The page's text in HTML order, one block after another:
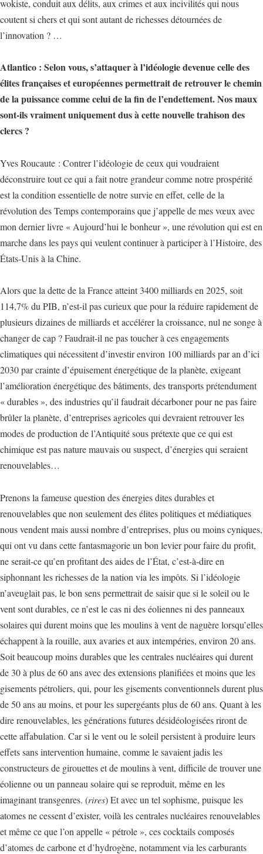
wokiste, conduit aux délits, aux crimes et aux incivilités qui nous
coutent si chers et qui sont autant de richesses détournées de
l’innovation ? …
Atlantico : Selon vous, s’attaquer à l’idéologie devenue celle des
élites françaises et européennes permettrait de retrouver le chemin
de la puissance comme celui de la fin de l’endettement. Nos maux
sont-ils vraiment uniquement dus à cette nouvelle trahison des
clercs ?
Yves Roucaute : Contrer l’idéologie de ceux qui voudraient
déconstruire tout ce qui a fait notre grandeur comme notre prospérité
est la condition essentielle de notre survie en effet, celle de la
révolution des Temps contemporains que j’appelle de mes vœux avec
mon dernier livre « Aujourd’hui le bonheur », une révolution qui est en
marche dans les pays qui veulent continuer à participer à l’Histoire, des
États-Unis à la Chine.
Alors que la dette de la France atteint 3400 milliards en 2025, soit
114,7% du PIB, n’est-il pas curieux que pour la réduire rapidement de
plusieurs dizaines de milliards et accélérer la croissance, nul ne songe à
changer de cap ? Faudrait-il ne pas toucher à ces engagements
climatiques qui nécessitent d’investir environ 100 milliards par an d’ici
2030 par crainte d’épuisement énergétique de la planète, exigeant
l’amélioration énergétique des bâtiments, des transports prétendument
« durables », des industries qu’il faudrait décarboner pour ne pas faire
brûler la planète, d’entreprises agricoles qui devraient retrouver les
modes de production de l’Antiquité sous prétexte que ce qui est
chimique est pas nature mauvais ou suspect, d’énergies qui seraient
renouvelables…
Prenons la fameuse question des énergies dites durables et
renouvelables que non seulement des élites politiques et médiatiques
nous vendent mais aussi nombre d’entreprises, plus ou moins cyniques,
qui ont vu dans cette fantasmagorie un bon levier pour faire du profit,
ne serait-ce qu’en profitant des aides de l’État, c’est-à-dire en
siphonnant les richesses de la nation via les impôts. Si l’idéologie
n’aveuglait pas, le bon sens permettrait de saisir que si le soleil ou le
vent sont durables, ce n’est le cas ni des éoliennes ni des panneaux
solaires qui durent moins que les moulins à vent de naguère lorsqu’elles
échappent à la rouille, aux avaries et aux intempéries, environ 20 ans.
Soit beaucoup moins durables que les centrales nucléaires qui durent
de 30 à plus de 60 ans avec des extensions planifiées et moins que les
gisements pétroliers, qui, pour les gisements conventionnels durent plus
de 50 ans au moins, et pour les supergéants plus de 60 ans. Quant à les
dire renouvelables, les générations futures désidéologisées riront de
cette affabulation. Car si le vent ou le soleil persistent à produire leurs
effets sans intervention humaine, comme le savaient jadis les
constructeurs de girouettes et de moulins à vent, difficile de trouver une
éolienne ou un panneau solaire qui se reproduit, même en les
imaginant transgenres. (rires) Et avec un tel sophisme, puisque les
atomes ne cessent d’exister, voilà les centrales nucléaires renouvelables
et même ce que l’on appelle « pétrole », ces cocktails composés
d’atomes de carbone et d’hydrogène, notamment via les carburants